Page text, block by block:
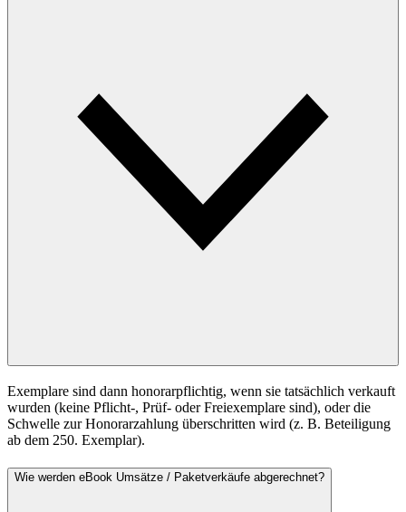
Exemplare sind dann honorarpflichtig, wenn sie tatsächlich verkauft
wurden (keine Pflicht-, Prüf- oder Freiexemplare sind), oder die
Schwelle zur Honorarzahlung überschritten wird (z. B. Beteiligung
ab dem 250. Exemplar).
Wie werden eBook Umsätze / Paketverkäufe abgerechnet?